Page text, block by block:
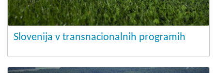
Slovenija v transnacionalnih programih